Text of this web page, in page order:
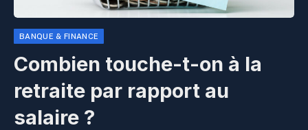
BANQUE & FINANCE
Combien touche-t-on à la
retraite par rapport au
salaire ?